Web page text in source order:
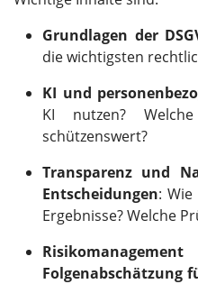
Grundlagen der
die wichtigsten
KI und
KI nutzen?
schützenswert?
Transparenz und
Entscheidungen:
Ergebnisse? Welche
Folgenabschätzung